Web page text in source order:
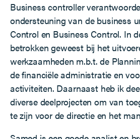
Business controller
ondersteuning van de business
Control en Business Control. In
betrokken geweest bij het
werkzaamheden m.b.t. de
de financiële administratie en
activiteiten. Daarnaast heb ik
diverse deelprojecten om van
te zijn voor de directie en het